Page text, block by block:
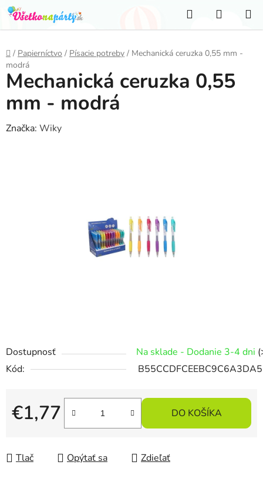
Prejsť
na
obsah
Hľadať
KOŠÍK
Domov
/ Papierníctvo / Písacie potreby / Mechanická ceruzka 0,55 mm -
modrá
Dostupnosť Na sklade - Dodanie 3-4 dni
Kód:
€1,77
Jednotková cena:
DO KOŠÍKA
Tlač Opýtať sa Zdieľať
Mechanická ceruzka 0,55
mm - modrá
Značka: Wiky